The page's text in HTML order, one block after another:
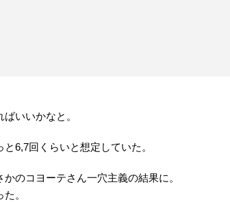
いいかなと。
6,7回くらいと想定していた。
のコヨーテさん一穴主義の結果に。
。